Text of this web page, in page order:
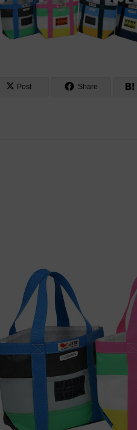
Post Share